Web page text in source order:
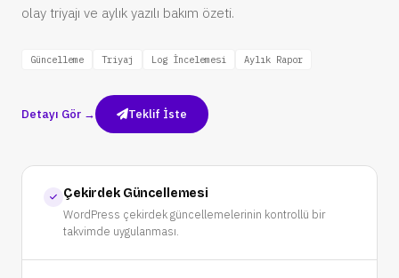
olay triyajı ve aylık yazılı bakım özeti.
Güncelleme Triyaj Log İncelemesi Aylık Rapor
Detayı Gör → Teklif İste
Çekirdek Güncellemesi
WordPress çekirdek güncellemelerinin kontrollü bir
takvimde uygulanması.